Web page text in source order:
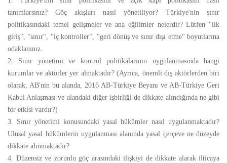
tanımlarsınız? Göç akışları nasıl yönetiliyor? Türkiye'nin sınır
politikasındaki temel gelişmeler ve ana eğilimler nelerdir? Lütfen "ilk
giriş", "sınır", "iç kontroller", "geri dönüş ve sınır dışı etme" boyutlarına
odaklanınız.
2. Sınır yönetimi ve kontrol politikalarının uygulanmasında hangi
kurumlar ve aktörler yer almaktadır? (Ayrıca, önemli dış aktörlerden biri
olarak, AB'nin bu alanda, 2016 AB-Türkiye Beyanı ve AB-Türkiye Geri
Kabul Anlaşması ve alandaki diğer işbirliği de dikkate alındığında ne gibi
bir etkisi vardır?)
3. Sınır yönetimi konusundaki yasal hükümler nasıl uygulanmaktadır?
Ulusal yasal hükümlerin uygulanması alanında yasal çerçeve ne düzeyde
dikkate alınmaktadır?
4. Düzensiz ve zorunlu göç arasındaki ilişkiyi de dikkate alarak ilticaya